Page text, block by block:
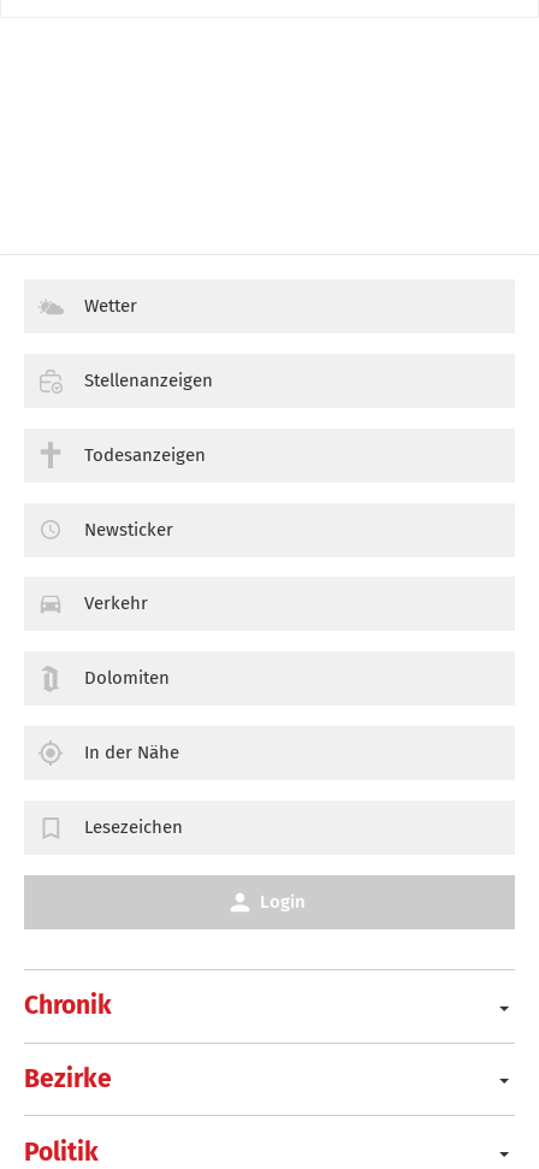
Chronik
Bezirke
Politik
Wetter
Stellenanzeigen
Todesanzeigen
Newsticker
Verkehr
Dolomiten
In der Nähe
Lesezeichen
Login